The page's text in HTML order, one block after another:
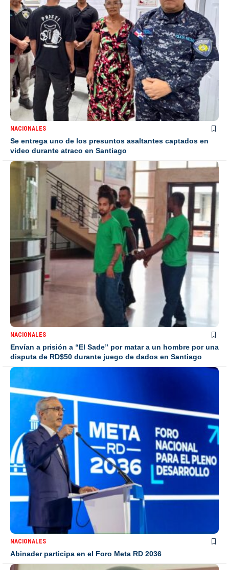
NACIONALES
Se entrega uno de los presuntos asaltantes captados en
video durante atraco en Santiago
NACIONALES
Envían a prisión a “El Sade” por matar a un hombre por una
disputa de RD$50 durante juego de dados en Santiago
NACIONALES
Abinader participa en el Foro Meta RD 2036